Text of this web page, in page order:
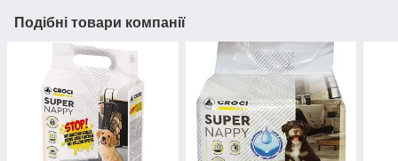
Подібні товари компанії